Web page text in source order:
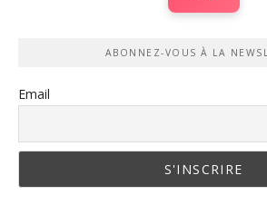
ABONNEZ-VOUS À LA
Email